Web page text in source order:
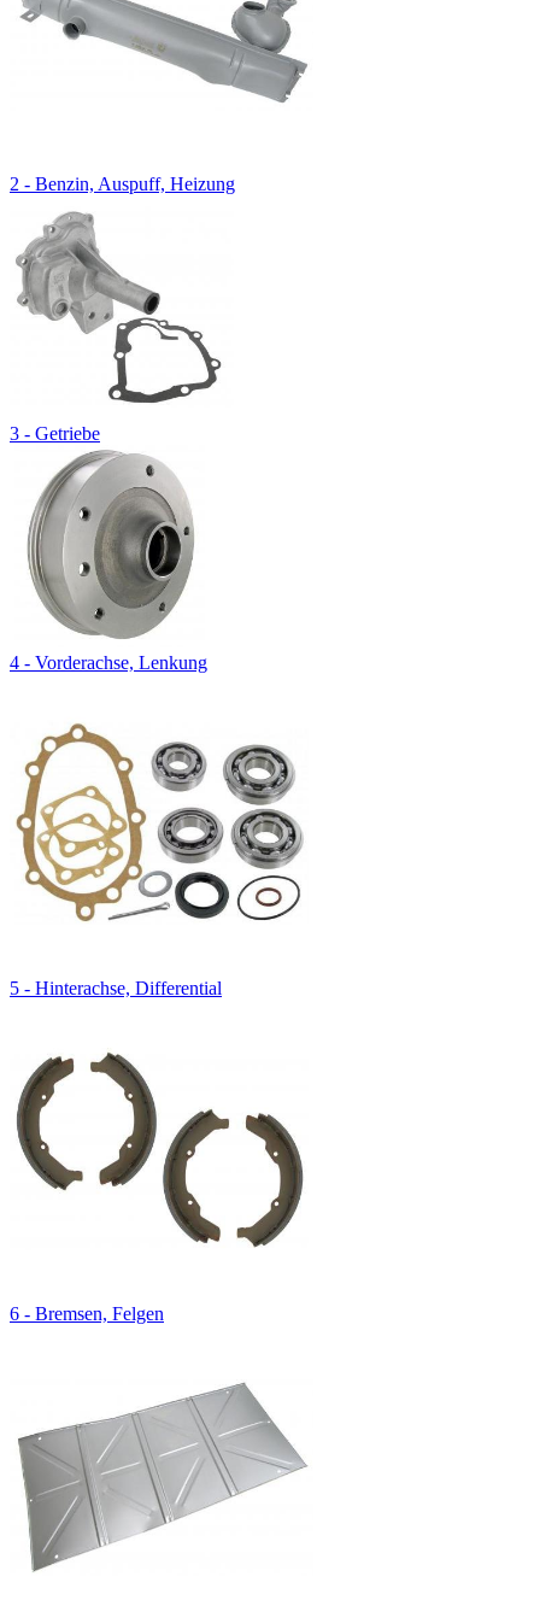
2 - Benzin, Auspuff, Heizung
3 - Getriebe
4 - Vorderachse, Lenkung
5 - Hinterachse, Differential
6 - Bremsen, Felgen